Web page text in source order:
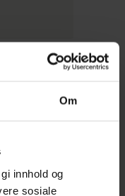
Om
innhold og
sosiale